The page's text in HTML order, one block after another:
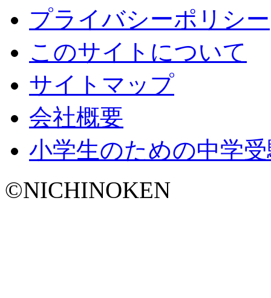
プライバシーポリシー
このサイトについて
サイトマップ
会社概要
小学生のための中学
©NICHINOKEN